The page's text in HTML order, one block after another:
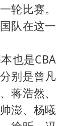
轮比赛。
队在这一
也是CBA
别是曾凡
蒋浩然、
澎、杨曦